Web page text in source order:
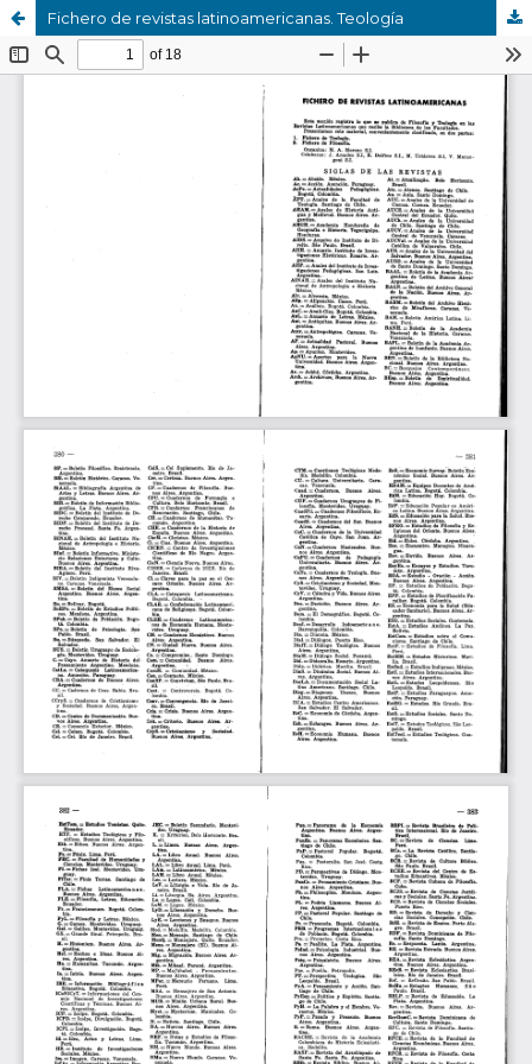
Fichero de revistas latinoamericanas. Teología